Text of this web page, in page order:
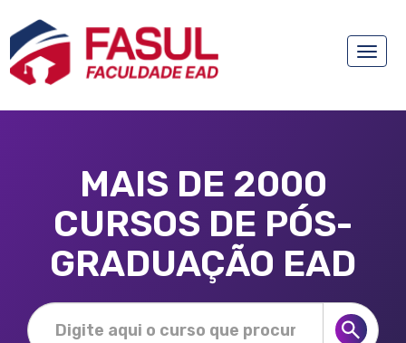
Toggle
MAIS DE 2000
CURSOS DE PÓS-
GRADUAÇÃO EAD